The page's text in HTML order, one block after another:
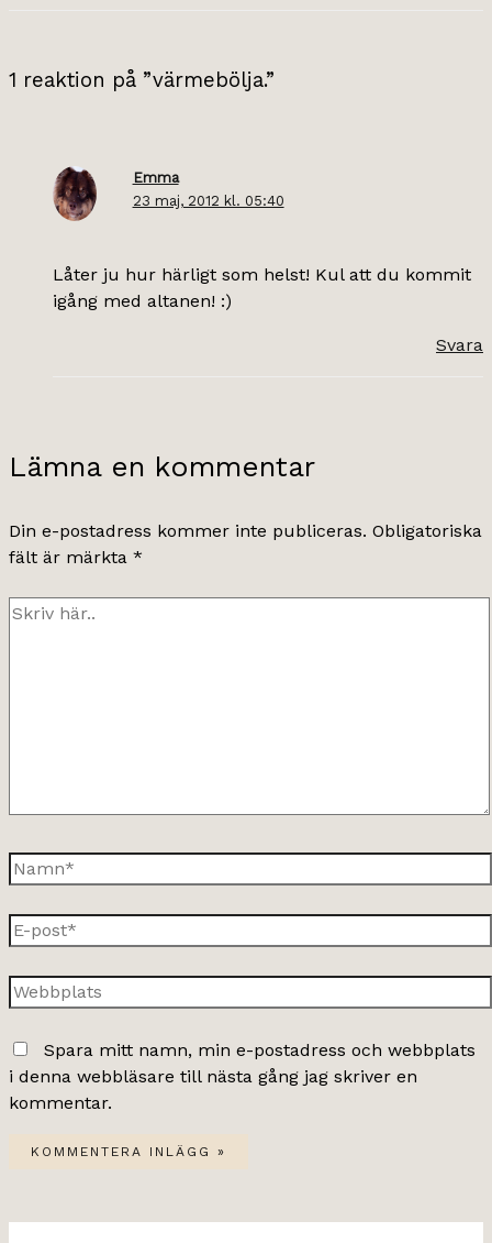
1 reaktion på ”värmebölja.”
Emma
23 maj, 2012 kl. 05:40
Låter ju hur härligt som helst! Kul att du kommit
igång med altanen! :)
Svara
Lämna en kommentar
Din e-postadress kommer inte publiceras. Obligatoriska
fält är märkta *
Skriv
Namn*
E-
post*
Webbplats
Spara mitt namn, min e-postadress och webbplats
i denna webbläsare till nästa gång jag skriver en
kommentar.